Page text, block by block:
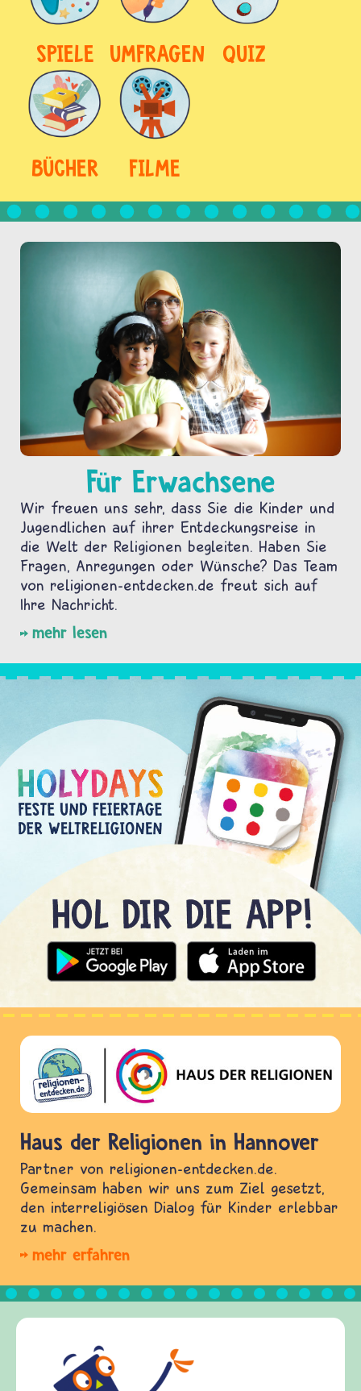
SPIELE UMFRAGEN QUIZ
BÜCHER FILME
Für Erwachsene
Wir freuen uns sehr, dass Sie die Kinder und
Jugendlichen auf ihrer Entdeckungsreise in
die Welt der Religionen begleiten. Haben Sie
Fragen, Anregungen oder Wünsche? Das Team
von religionen-entdecken.de freut sich auf
Ihre Nachricht.
mehr lesen
Haus der Religionen in Hannover
Partner von religionen-entdecken.de.
Gemeinsam haben wir uns zum Ziel gesetzt,
den interreligiösen Dialog für Kinder erlebbar
zu machen.
mehr erfahren
Frieden Fragen